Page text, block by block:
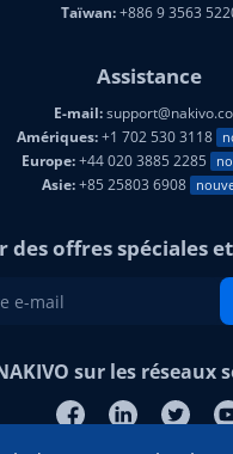
Taïwan:+886 9 3563
Assistance
E-mail:
Amériques:+1 702 530 3118
Europe:+44 020 3885 2285
Asie:+85 25803 6908
des offres spéciales
sur les réseaux